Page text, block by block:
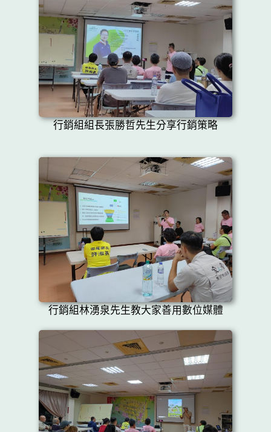
行銷組組長張勝哲先生分享行銷策略
行銷組林湧泉先生教大家善用數位媒體